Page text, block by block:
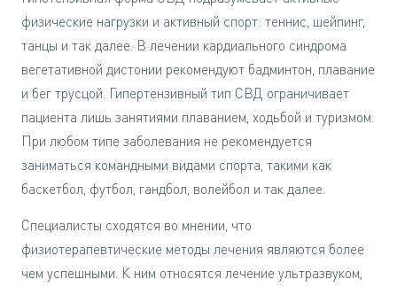
физические нагрузки и активный спорт: теннис, шейпинг,
танцы и так далее. В лечении кардиального синдрома
вегетативной дистонии рекомендуют бадминтон, плавание
и бег трусцой. Гипертензивный тип СВД ограничивает
пациента лишь занятиями плаванием, ходьбой и туризмом.
При любом типе заболевания не рекомендуется
заниматься командными видами спорта, такими как
баскетбол, футбол, гандбол, волейбол и так далее.
Специалисты сходятся во мнении, что
физиотерапевтические методы лечения являются более
чем успешными. К ним относятся лечение ультразвуком,